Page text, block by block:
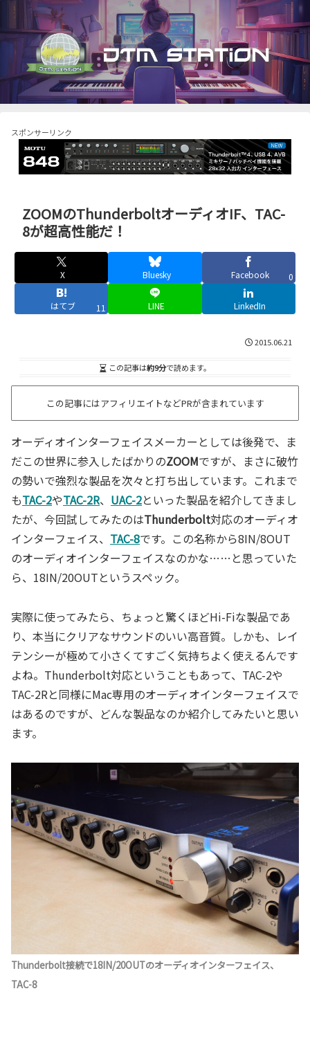
スポンサーリンク
ZOOMのThunderboltオーディオIF、TAC-
8が超高性能だ！
X Bluesky Facebook 0
はてブ 11 LINE LinkedIn
2015.06.21
この記事は約9分で読めます。
この記事にはアフィリエイトなどPRが含まれています
オーディオインターフェイスメーカーとしては後発で、ま
だこの世界に参入したばかりのZOOMですが、まさに破竹
の勢いで強烈な製品を次々と打ち出しています。これまで
もTAC-2やTAC-2R、 UAC-2といった製品を紹介してきまし
たが、今回試してみたのはThunderbolt対応のオーディオ
インターフェイス、 TAC-8です。この名称から8IN/8OUT
のオーディオインターフェイスなのかな……と思っていた
ら、18IN/20OUTというスペック。
実際に使ってみたら、ちょっと驚くほどHi-Fiな製品であ
り、本当にクリアなサウンドのいい高音質。しかも、レイ
テンシーが極めて小さくてすごく気持ちよく使えるんです
よね。Thunderbolt対応ということもあって、TAC-2や
TAC-2Rと同様にMac専用のオーディオインターフェイスで
はあるのですが、どんな製品なのか紹介してみたいと思い
ます。
Thunderbolt接続で18IN/20OUTのオーディオインターフェイス、
TAC-8